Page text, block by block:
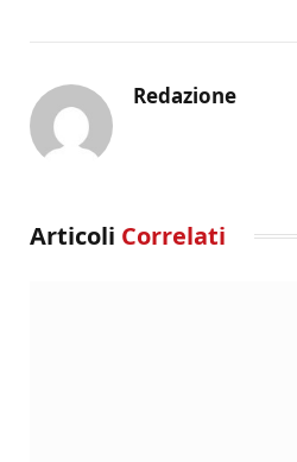
Redazione
Articoli Correlati